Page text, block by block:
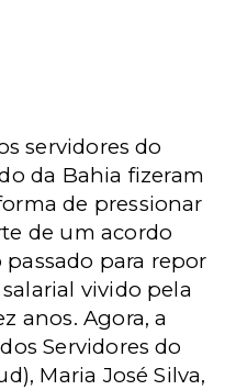
servidores do
da Bahia fizeram
de pressionar
de um acordo
para repor
vivido pela
anos. Agora, a
Servidores do
Maria José Silva,